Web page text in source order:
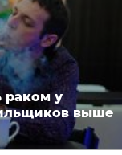
раком у
выше